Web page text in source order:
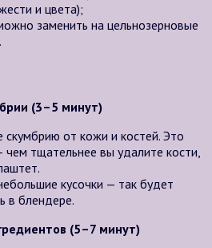
и цвета);
заменить на цельнозерновые
(3–5 минут)
скумбрию от кожи и костей. Это
тщательнее вы удалите кости,
кусочки — так будет
в блендере.
(5–7 минут)